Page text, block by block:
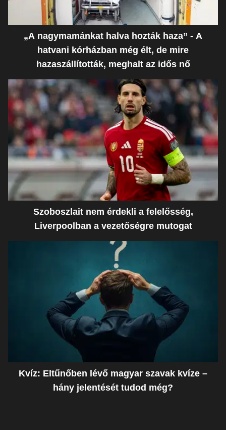
„A nagymamánkat halva hozták haza” - A
hatvani kórházban még élt, de mire
hazaszállították, meghalt az idős nő
Szoboszlait nem érdekli a felelősség,
Liverpoolban a vezetőségre mutogat
Kvíz: Eltűnőben lévő magyar szavak kvíze –
hány jelentését tudod még?